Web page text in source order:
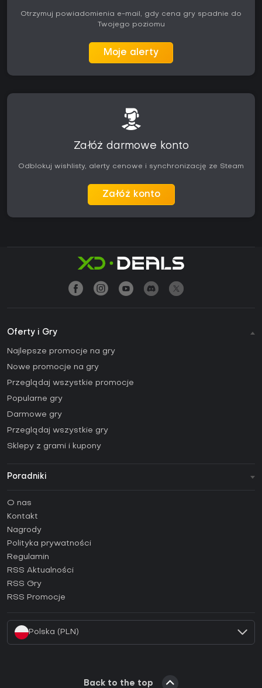
Otrzymuj powiadomienia e-mail, gdy cena gry spadnie do
Twojego poziomu
Moje alerty
Załóż darmowe konto
Odblokuj wishlisty, alerty cenowe i synchronizację ze Steam
Załóż konto
Oferty i Gry
Najlepsze promocje na gry
Nowe promocje na gry
Przeglądaj wszystkie promocje
Popularne gry
Darmowe gry
Przeglądaj wszystkie gry
Sklepy z grami i kupony
Poradniki
Poradniki
Jak aktywować klucz Steam (CD Key)?
Jak aktywować klucz Epic Games (CD Key)?
Jak aktywować klucz GOG (CD Key)?
Jak aktywować klucz Ubisoft Connect (CD Key)?
O nas
Kontakt
Nagrody
Polityka prywatności
Regulamin
RSS Aktualności
RSS Gry
RSS Promocje
Polska (PLN)
Back to the top